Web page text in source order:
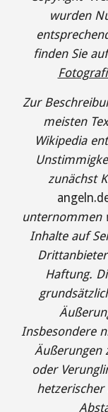
wurden
finden Sie
Zur
meisten
Wikipedia
zunächst
unternommen
Inhalte auf
Haftung.
Insbesondere
Äußerungen
oder